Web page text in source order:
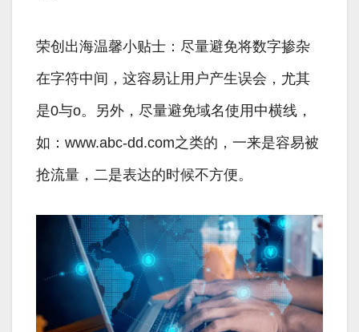
荣创出海温馨小贴士：尽量避免将数字掺杂
在字符中间，这容易让用户产生误会，尤其
是0与o。另外，尽量避免域名使用中横线，
如：www.abc-dd.com之类的，一来是容易被
抢流量，二是表达的时候不方便。